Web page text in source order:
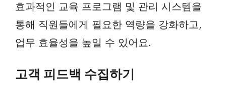
효과적인 교육 프로그램 및 관리 시스템을
통해 직원들에게 필요한 역량을 강화하고,
업무 효율성을 높일 수 있어요.
고객 피드백 수집하기